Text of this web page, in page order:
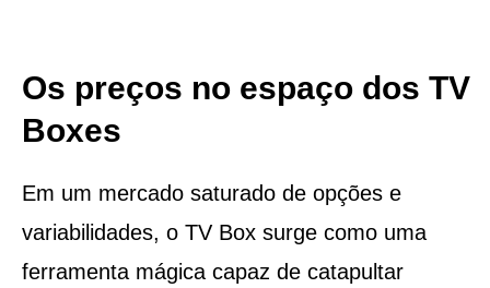
Os preços no espaço dos TV
Boxes
Em um mercado saturado de opções e
variabilidades, o TV Box surge como uma
ferramenta mágica capaz de catapultar